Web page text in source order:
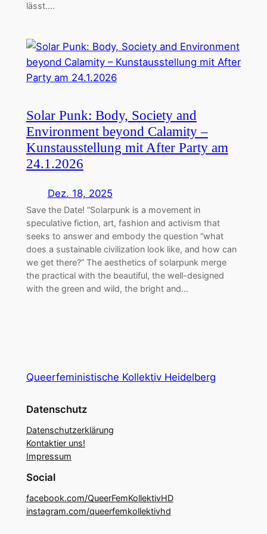
lässt.…
Solar Punk: Body, Society and
Environment beyond Calamity –
Kunstausstellung mit After Party am
24.1.2026
Dez. 18, 2025
Save the Date! “Solarpunk is a movement in
speculative fiction, art, fashion and activism that
seeks to answer and embody the question “what
does a sustainable civilization look like, and how can
we get there?” The aesthetics of solarpunk merge
the practical with the beautiful, the well-designed
with the green and wild, the bright and…
Queerfeministische Kollektiv Heidelberg
Datenschutz
Datenschutzerklärung
Kontaktier uns!
Impressum
Social
facebook.com/QueerFemKollektivHD
instagram.com/queerfemkollektivhd